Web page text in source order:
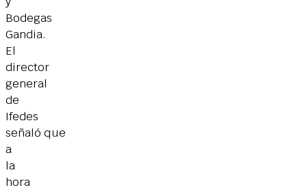
Bodegas
Gandia.
El
director
general
de
Ifedes
señaló que
a
la
hora